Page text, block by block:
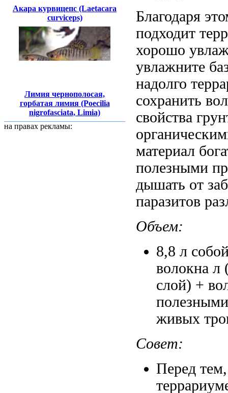
Акара курвицепс (Laetacara
curviceps)
Лимия чернополосая,
горбатая лимия (Poecilia
nigrofasciata, Limia)
на правах рекламы:
Благодаря
подходит
хорошо
увлажните
надолго
сохранить
свойства
материал
полезными
дышать от
паразитов
Объем:
8,8 л
волокна л
слой) +
живых
Совет:
Перед